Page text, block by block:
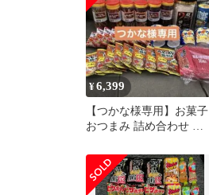
¥6,399
【つかな様専用】お菓子
おつまみ 詰め合わせ 焼
ゃがりこ